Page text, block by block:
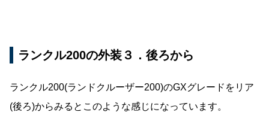
ランクル200の外装３．後ろから
ランクル200(ランドクルーザー200)のGXグレードをリア
(後ろ)からみるとこのような感じになっています。